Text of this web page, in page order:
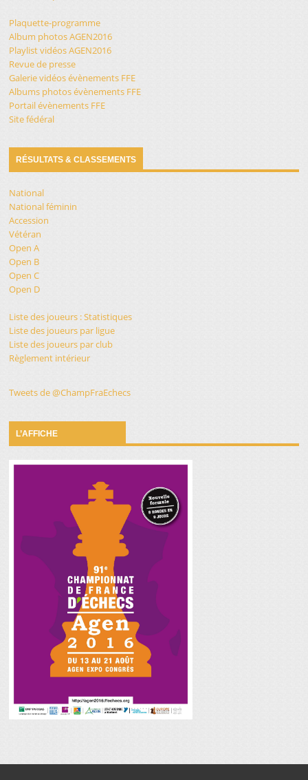
Plaquette-programme
Album photos AGEN2016
Playlist vidéos AGEN2016
Revue de presse
Galerie vidéos évènements FFE
Albums photos évènements FFE
Portail évènements FFE
Site fédéral
RÉSULTATS & CLASSEMENTS
National
National féminin
Accession
Vétéran
Open A
Open B
Open C
Open D
Liste des joueurs : Statistiques
Liste des joueurs par ligue
Liste des joueurs par club
Règlement intérieur
Tweets de @ChampFraEchecs
L’AFFICHE